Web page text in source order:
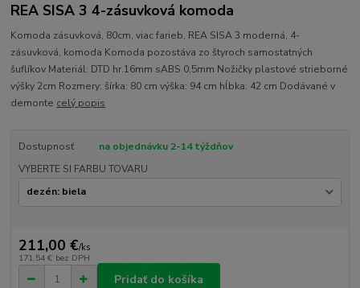
REA SISA 3 4-zásuvková komoda
Komoda zásuvková, 80cm, viac farieb, REA SISA 3 moderná, 4-
zásuvková, komoda Komoda pozostáva zo štyroch samostatných
šuflíkov Materiál: DTD hr.16mm sABS 0,5mm Nožičky plastové strieborné
výšky 2cm Rozmery: šírka: 80 cm výška: 94 cm hĺbka: 42 cm Dodávané v
demonte celý popis
Dostupnosť
na objednávku 2-14 týždňov
VYBERTE SI FARBU TOVARU
211,00 €/ks
171,54 € bez DPH
Pridať do košíka